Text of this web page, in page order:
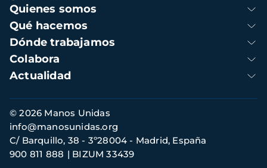
Navegación
principal
Quienes somos
Qué hacemos
Dónde trabajamos
Colabora
Actualidad
Información
de
contacto
© 2026 Manos Unidas
C/ Barquillo, 38 - 3º28004 - Madrid, España
900 811 888
BIZUM 33439
info@manosunidas.org